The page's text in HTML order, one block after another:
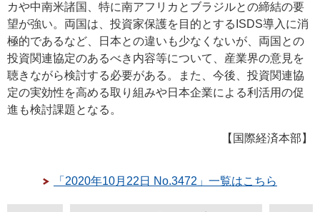
カや中南米諸国、特に南アフリカとブラジルとの締結の要
望が強い。両国は、投資家保護を目的とするISDS導入に消
極的であるなど、日本との違いも少なくないが、両国との
投資関連協定のあるべき内容等について、産業界の意見を
聴きながら検討する必要がある。また、今後、投資関連協
定の実効性を高める取り組みや日本企業による利活用の促
進も検討課題となる。
【国際経済本部】
「2020年10月22日 No.3472」一覧はこちら